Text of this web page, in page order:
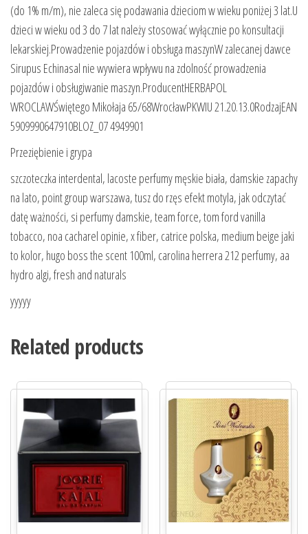
(do 1% m/m), nie zaleca się podawania dzieciom w wieku poniżej 3 lat.U
dzieci w wieku od 3 do 7 lat należy stosować wyłącznie po konsultacji
lekarskiej.Prowadzenie pojazdów i obsługa maszynW zalecanej dawce
Sirupus Echinasal nie wywiera wpływu na zdolność prowadzenia
pojazdów i obsługiwanie maszyn.ProducentHERBAPOL
WROCLAWŚwiętego Mikołaja 65/68WrocławPKWIU 21.20.13.0RodzajEAN
5909990647910BLOZ_07 4949901
Przeziębienie i grypa
szczoteczka interdental, lacoste perfumy męskie biała, damskie zapachy
na lato, point group warszawa, tusz do rzęs efekt motyla, jak odczytać
datę ważności, si perfumy damskie, team force, tom ford vanilla
tobacco, noa cacharel opinie, x fiber, catrice polska, medium beige jaki
to kolor, hugo boss the scent 100ml, carolina herrera 212 perfumy, aa
hydro algi, fresh and naturals
yyyyy
Related products